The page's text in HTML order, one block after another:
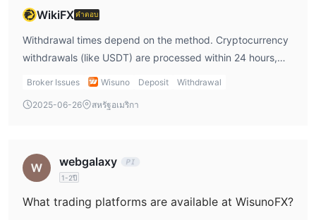
WikiFXคำตอบ
Withdrawal times depend on the method. Cryptocurrency
withdrawals (like USDT) are processed within 24 hours,
which is really fast. Local payments and electronic
usually process within a day or so.
Broker Issues Wisuno Deposit Withdrawal
2025-06-26 สหรัฐอเมริกา
webgalaxy
1-2ปี
What trading platforms are available at WisunoFX?